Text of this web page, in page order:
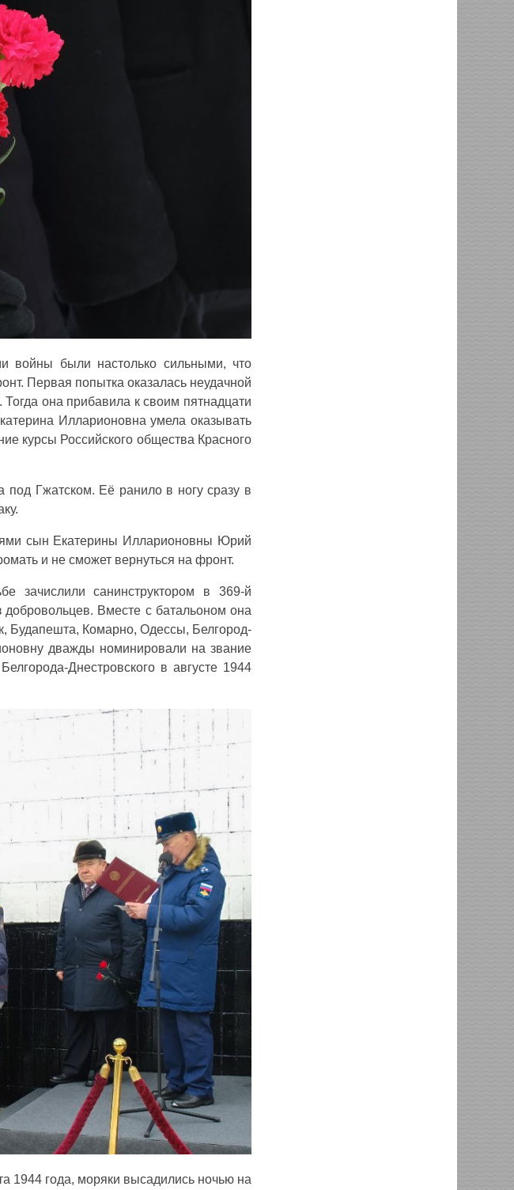
войны были настолько сильными, что
Первая попытка оказалась неудачной
она прибавила к своим пятнадцати
Илларионовна умела оказывать
курсы Российского общества Красного
под Гжатском. Её ранило в ногу сразу в
сын Екатерины Илларионовны Юрий
и не сможет вернуться на фронт.
зачислили санинструктором в 369-й
Вместе с батальоном она
Будапешта, Комарно, Одессы, Белгород-
дважды номинировали на звание
Днестровского в августе 1944
1944 года, моряки высадились ночью на